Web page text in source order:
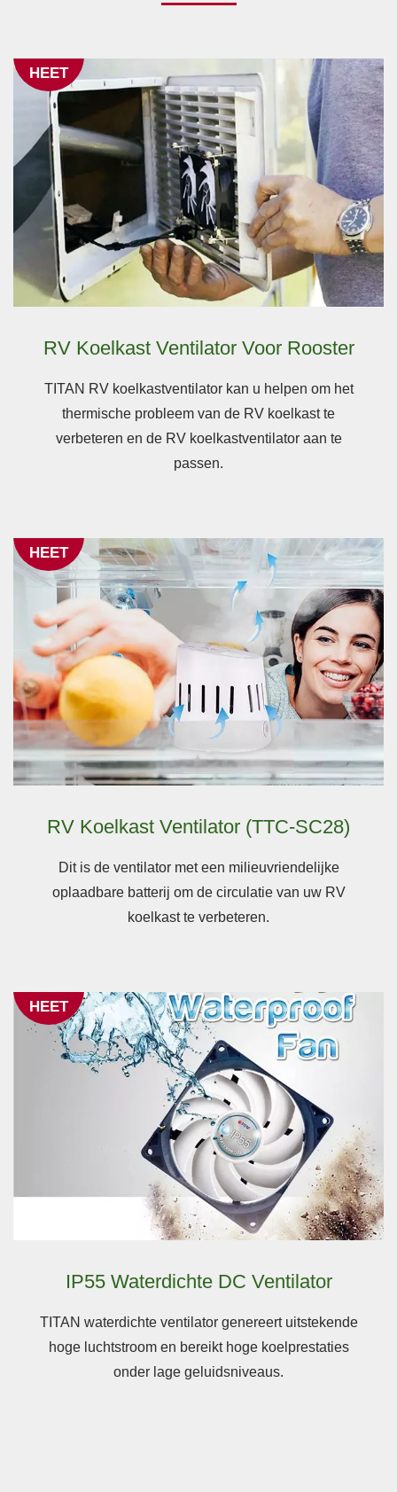
HEET
RV Koelkast Ventilator Voor Rooster
TITAN RV koelkastventilator kan u helpen om het
thermische probleem van de RV koelkast te
verbeteren en de RV koelkastventilator aan te
passen.
HEET
RV Koelkast Ventilator (TTC-SC28)
Dit is de ventilator met een milieuvriendelijke
oplaadbare batterij om de circulatie van uw RV
koelkast te verbeteren.
HEET
IP55 Waterdichte DC Ventilator
TITAN waterdichte ventilator genereert uitstekende
hoge luchtstroom en bereikt hoge koelprestaties
onder lage geluidsniveaus.